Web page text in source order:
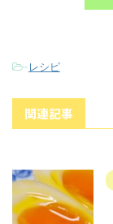
-レシピ
関連記事